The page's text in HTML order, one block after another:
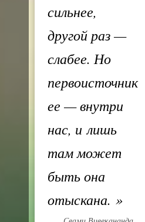
сильнее,
другой раз —
слабее. Но
первоисточник
ее — внутри
нас, и лишь
там может
быть она
отыскана. »